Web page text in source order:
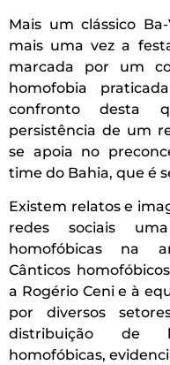
Mais um clássico
mais uma vez a
marcada por um
homofobia
confronto desta
persistência de um
se apoia no
time do Bahia, que é
Existem relatos e
redes sociais
homofóbicas na
Cânticos
a Rogério Ceni e à
por diversos
distribuição de
homofóbicas,